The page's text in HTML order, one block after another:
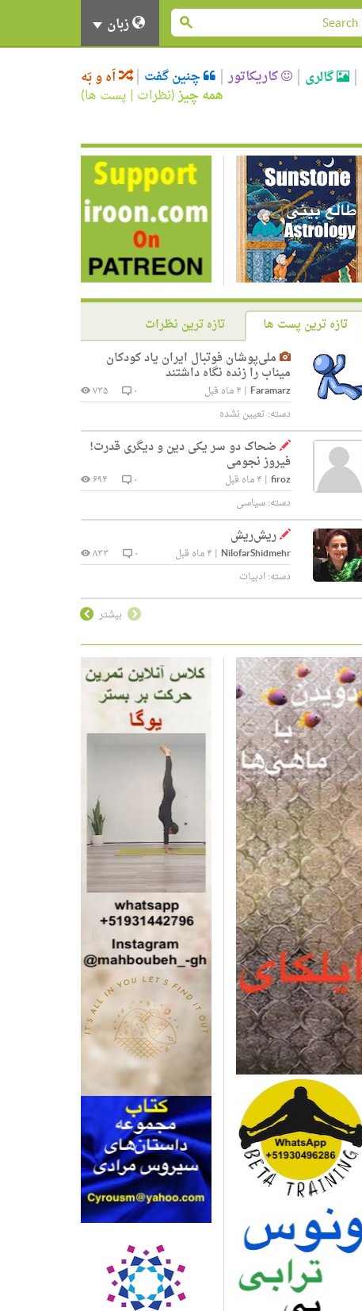
زبان
گالری کاریکاتور چنین گفت اَه و بَه
همه چیز(نظرات | پست ها)
تازه ترین پست ها
تازه ترین نظرات
ملی‌پوشان فوتبال ایران یاد کودکان
میناب را زنده نگاه داشتند
Faramarz
| ۴ ماه قبل ۰
۷۳۵
دسته: تعیین نشده
ضحاک دو سر یکی دین و دیگری قدرت!
فیروز نجومی
firoz
| ۴ ماه قبل ۰
۶۹۴
دسته:سیاسی
ریش‌ریش
NilofarShidmehr
| ۴ ماه قبل ۰
۸۳۳
دسته:ادبیات
بیشتر